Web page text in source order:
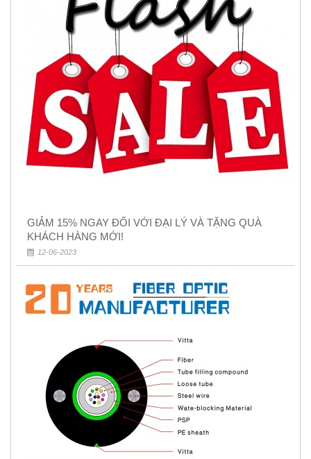
GIẢM 15% NGAY ĐỐI VỚI ĐẠI LÝ VÀ TẶNG QUÀ
KHÁCH HÀNG MỚI!
12-06-2023